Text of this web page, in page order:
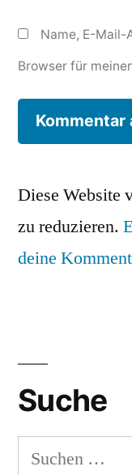
Name, E-Mail-
Browser für
Diese Website
zu reduzieren.
deine
Suche
Suchen